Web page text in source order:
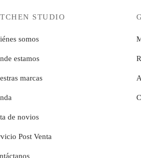
STUDIO
somos
estamos
marcas
de novios
Post Venta